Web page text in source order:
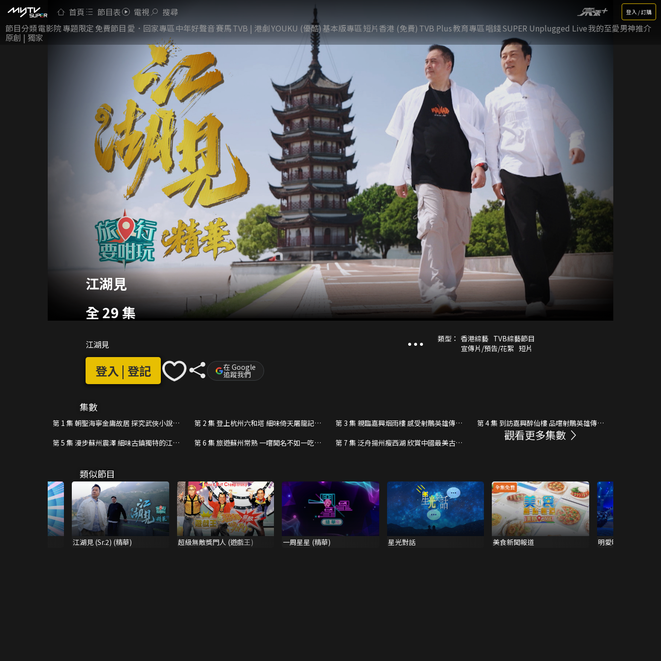
首頁 節目表 電視 搜尋 登入 / 訂購
節目分類電影院專題限定 免費節目 愛．回家專區中年好聲音賽馬TVB | 港劇YOUKU (優酷)基本版專區短片香港 (免費) TVB Plus教育專區唱錢SUPER Unplugged Live我的至愛男神推介
原創 | 獨家
江湖見
全 29 集
江湖見
登入 | 登記 在 Google
追蹤我們
類型： 香港綜藝 TVB綜藝節目
宣傳片/預告/花絮 短片
集數
第 1 集 朝聖海寧金庸故居 探究武俠小說泰
第 2 集 登上杭州六和塔 細味倚天屠龍記綿
第 3 集 親臨嘉興烟雨樓 感受射鵰英雄傳大
第 4 集 到訪嘉興醉仙樓 品嚐射鵰英雄傳黃
第 5 集 漫步蘇州震澤 細味古鎮獨特的江南
第 6 集 旅遊蘇州常熟 一嚐聞名不如一吃的
第 7 集 泛舟揚州瘦西湖 欣賞中國最美古橋
觀看更多集數
類似節目
江湖見 (Sr.2) (精華) 超級無敵獎門人 (遊戲王) 一周星星 (精華) 星光對話
全集免費
美食新聞報道 明愛暖萬心 (2026) (